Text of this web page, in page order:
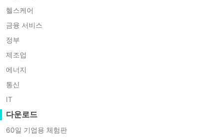
헬스케어
금융 서비스
정부
제조업
에너지
통신
IT
다운로드
60일 기업용 체험판
이
단
계
별
퍼-V 마이그레이션과 비교해 서버 유지
보수, 서버 업그레이드, 과거에 VM 또는
호스트를 종료해야 했던 다른 여러 상황
에서 다운타임을 크게 줄일 수 있습니다.
하이퍼-V 실시간 마이그레이션에는 일부
제한 사항과 요구 사항이 있습니다. 다음
섹션에서 해당 내용을 확인하거나